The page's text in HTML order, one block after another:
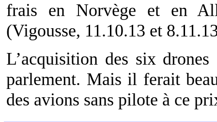
frais en Norvège et en
(Vigousse, 11.10.13 et
L’acquisition des six
parlement. Mais il ferait
des avions sans pilote à ce